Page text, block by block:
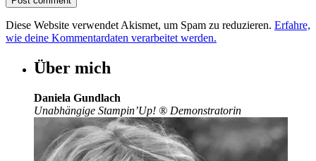
Diese Website verwendet Akismet, um Spam zu reduzieren. Erfahre,
wie deine Kommentardaten verarbeitet werden.
Über mich
Daniela Gundlach
Unabhängige Stampin’Up! ® Demonstratorin